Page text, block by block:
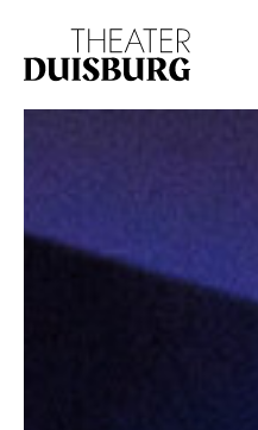
Zur Hauptnavigation springen
Zum Footer springen